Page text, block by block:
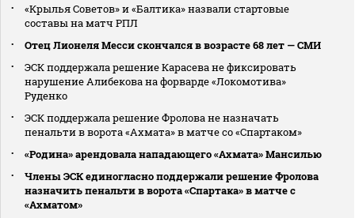
«Крылья Советов» и «Балтика» назвали стартовые
составы на матч РПЛ
Отец Лионеля Месси скончался в возрасте 68 лет — СМИ
ЭСК поддержала решение Карасева не фиксировать
нарушение Алибекова на форварде «Локомотива»
Руденко
ЭСК поддержала решение Фролова не назначать
пенальти в ворота «Ахмата» в матче со «Спартаком»
«Родина» арендовала нападающего «Ахмата» Мансилью
Члены ЭСК единогласно поддержали решение Фролова
назначить пенальти в ворота «Спартака» в матче с
«Ахматом»